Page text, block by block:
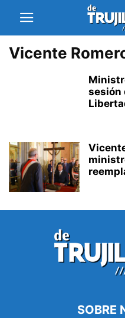
Vicente
sesión
SOBRE